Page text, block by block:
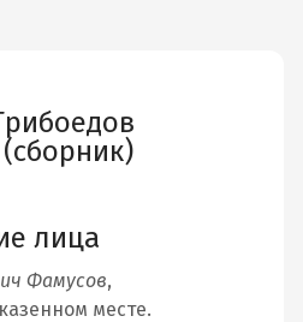
лица
Фамусов,
месте.